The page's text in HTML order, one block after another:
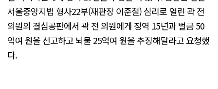
서울중앙지법 형사22부(재판장 이준철) 심리로 열린 곽 전
의원의 결심공판에서 곽 전 의원에게 징역 15년과 벌금 50
억여 원을 선고하고 뇌물 25억여 원을 추징해달라고 요청했
다.